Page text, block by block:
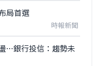
局首選
時報新聞
…銀行投信：趨勢未